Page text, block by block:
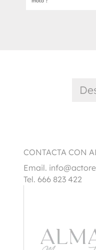
CONTACTA CON
Email.
Tel. 666 823 422